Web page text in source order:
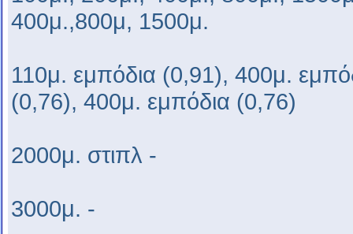
400μ.,800μ, 1500μ.
110μ. εμπόδια (0,91), 400μ.
(0,76), 400μ. εμπόδια (0,76)
2000μ. στιπλ -
3000μ. -